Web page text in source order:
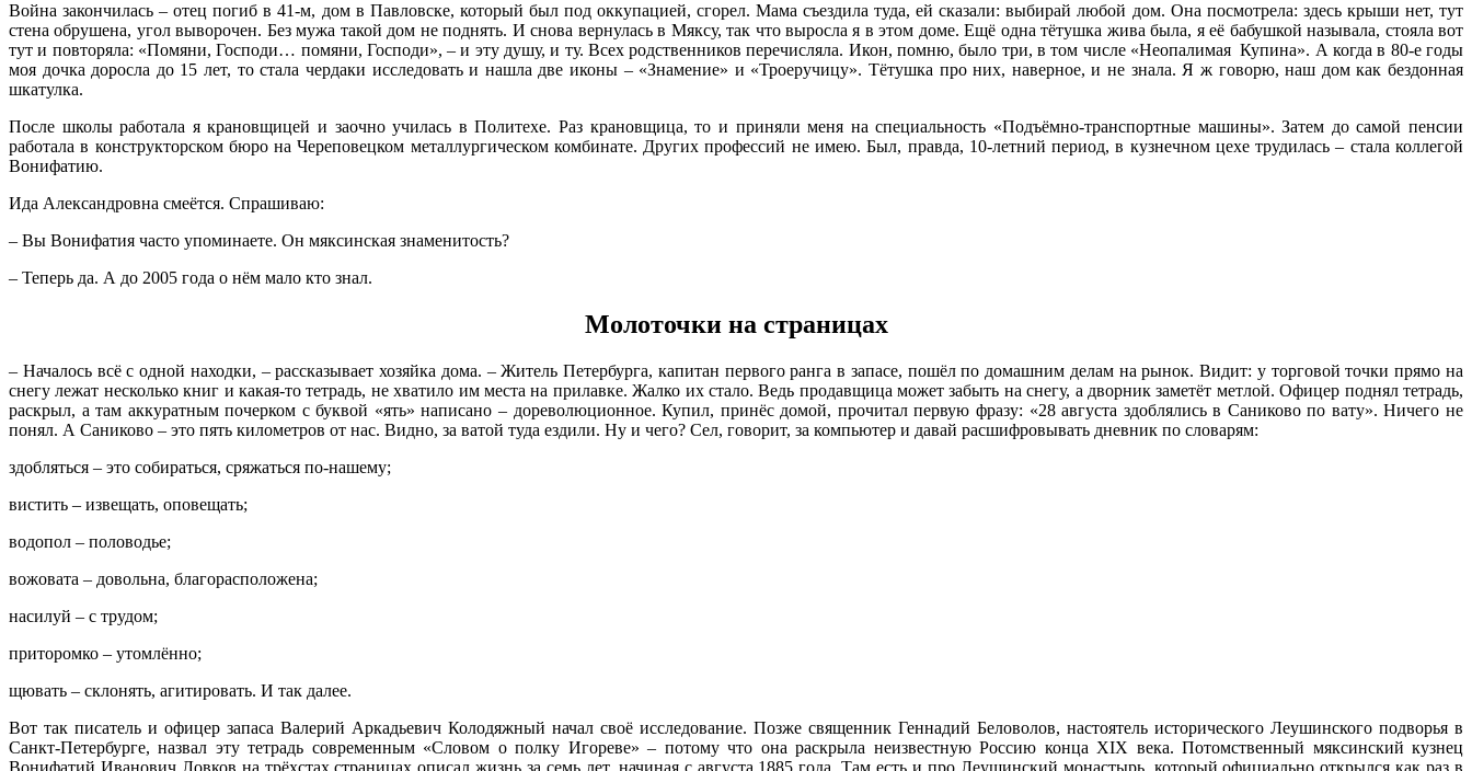
Война закончилась – отец погиб в 41-м, дом в Павловске, который был под оккупацией, сгорел. Мама съездила туда, ей сказали: выбирай любой дом. Она посмотрела: здесь крыши нет, тут
стена обрушена, угол выворочен. Без мужа такой дом не поднять. И снова вернулась в Мяксу, так что выросла я в этом доме. Ещё одна тётушка жива была, я её бабушкой называла, стояла вот
тут и повторяла: «Помяни, Господи… помяни, Господи», – и эту душу, и ту. Всех родственников перечисляла. Икон, помню, было три, в том числе «Неопалимая Купина». А когда в 80-е годы
моя дочка доросла до 15 лет, то стала чердаки исследовать и нашла две иконы – «Знамение» и «Троеручицу». Тётушка про них, наверное, и не знала. Я ж говорю, наш дом как бездонная
шкатулка.
После школы работала я крановщицей и заочно училась в Политехе. Раз крановщица, то и приняли меня на специальность «Подъёмно-транспортные машины». Затем до самой пенсии
работала в конструкторском бюро на Череповецком металлургическом комбинате. Других профессий не имею. Был, правда, 10-летний период, в кузнечном цехе трудилась – стала коллегой
Вонифатию.
Ида Александровна смеётся. Спрашиваю:
– Вы Вонифатия часто упоминаете. Он мяксинская знаменитость?
– Теперь да. А до 2005 года о нём мало кто знал.
Молоточки на страницах
– Началось всё с одной находки, – рассказывает хозяйка дома. – Житель Петербурга, капитан первого ранга в запасе, пошёл по домашним делам на рынок. Видит: у торговой точки прямо на
снегу лежат несколько книг и какая-то тетрадь, не хватило им места на прилавке. Жалко их стало. Ведь продавщица может забыть на снегу, а дворник заметёт метлой. Офицер поднял тетрадь,
раскрыл, а там аккуратным почерком с буквой «ять» написано – дореволюционное. Купил, принёс домой, прочитал первую фразу: «28 августа здоблялись в Саниково по вату». Ничего не
понял. А Саниково – это пять километров от нас. Видно, за ватой туда ездили. Ну и чего? Сел, говорит, за компьютер и давай расшифровывать дневник по словарям:
здобляться – это собираться, сряжаться по-нашему;
вистить – извещать, оповещать;
водопол – половодье;
вожовата – довольна, благорасположена;
насилуй – с трудом;
приторомко – утомлённо;
щювать – склонять, агитировать. И так далее.
Вот так писатель и офицер запаса Валерий Аркадьевич Колодяжный начал своё исследование. Позже священник Геннадий Беловолов, настоятель исторического Леушинского подворья в
Санкт-Петербурге, назвал эту тетрадь современным «Словом о полку Игореве» – потому что она раскрыла неизвестную Россию конца XIX века. Потомственный мяксинский кузнец
Вонифатий Иванович Ловков на трёхстах страницах описал жизнь за семь лет, начиная с августа 1885 года. Там есть и про Леушинский монастырь, который официально открылся как раз в